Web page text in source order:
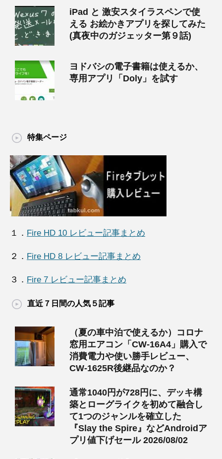
iPad と 激安スタイラスペンで使
える お絵かきアプリを探してみた
(真夜中のガジェッター第９話)
ヨドバシの電子書籍は使えるか、
専用アプリ「Doly」を試す
特集ページ
１． Fire HD 10 レビュー記事まとめ
２． Fire HD 8 レビュー記事まとめ
３． Fire 7 レビュー記事まとめ
直近７日間の人気５記事
（夏の車中泊で使えるか）コロナ
窓用エアコン「CW-16A4」購入で
消費電力や使い勝手レビュー、
CW-1625R後継品なのか？
通常1040円が728円に、デッキ構
築とローグライクを初めて融合し
て1つのジャンルを確立した
『Slay the Spire』などAndroidア
プリ値下げセール 2026/08/02